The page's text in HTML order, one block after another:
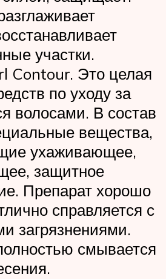
участки.
Contour. Это целая
по уходу за
волосами. В состав
вещества,
ухаживающее,
защитное
Препарат хорошо
справляется с
загрязнениями.
смывается